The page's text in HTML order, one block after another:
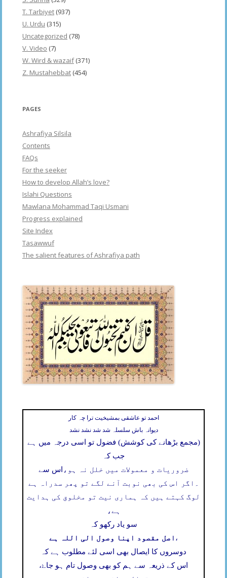
T. Tarbiyet (937)
U. Urdu (315)
Uncategorized (78)
V. Video (7)
W. Wird & wazaif(371)
Z. Mustahebbat (454)
PAGES
Ashrafiya Silsila
Contents
FAQs
For the seeker
How to develop Allah’s love?
Islahi Questions
Mawlana Mohammad Taqi Usmani
Progress explained
Site Index
Tasawwuf
The salient features of Ashrafiya path
احمد تو عاشقی بمشیخیت ترا چہ کار
دیوانہ باش سلسلہ شد شد نشد نشد
(مجمع بڑھانے کی کوشش) فضول تو اسی درجہ میں ہے
جب کہ
اس سے ضروریات و معمولات میں خلل نہ ہو،
اگر اس کی بھی نوبت آنے لگے تو پھر سدراہ ہے
لوگ کہتے ہیں کہ ہماری نیت تو مخلوق کی ہدایت
ہے،
سو یاد رکھو کہ
اصل مقصود اپنا وصول الی اللہ ہے ،
دوسروں کا ایصال بھی اسی لئے مطلوب ہے کہ
اس کے ذریعہ سے ہم کو بھی وصول تام ہو جاۓ،